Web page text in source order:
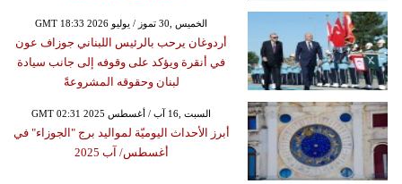
GMT 18:33 2026 الخميس ,30 تموز / يوليو
أردوغان يرحب بالرئيس اللبناني جوزاف عون
في أنقرة ويؤكد على وقوفه إلى جانب سيادة
لبنان وحقوقه المشروعةً
GMT 02:31 2025 السبت ,16 آب / أغسطس
أبرز الأحداث اليوميّة لمواليد برج "الجوزاء" في
أغسطس/ آب 2025